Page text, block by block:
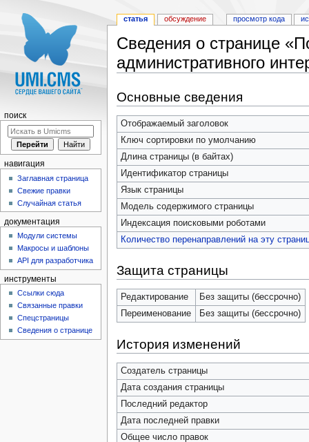
Сведения о странице
административного
Основные сведения
Отображаемый заголовок
Ключ сортировки по умолчанию
Длина страницы (в байтах)
Идентификатор страницы
Язык страницы
Модель содержимого страницы
Индексация поисковыми роботами
Количество перенаправлений на эту
Защита страницы
Редактирование
Без защиты (бессрочно)
Переименование
Без защиты (бессрочно)
История изменений
Создатель страницы
Дата создания страницы
Последний редактор
Дата последней правки
Общее число правок
статья обсуждение просмотр кода
поиск
навигация
Заглавная страница
Свежие правки
Случайная статья
документация
Модули системы
Макросы и шаблоны
API для разработчика
инструменты
Ссылки сюда
Связанные правки
Спецстраницы
Сведения о странице